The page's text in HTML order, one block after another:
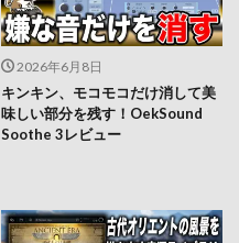
2026年6月8日
キンキン、モコモコだけ消して美
味しい部分を残す！OekSound
Soothe 3レビュー